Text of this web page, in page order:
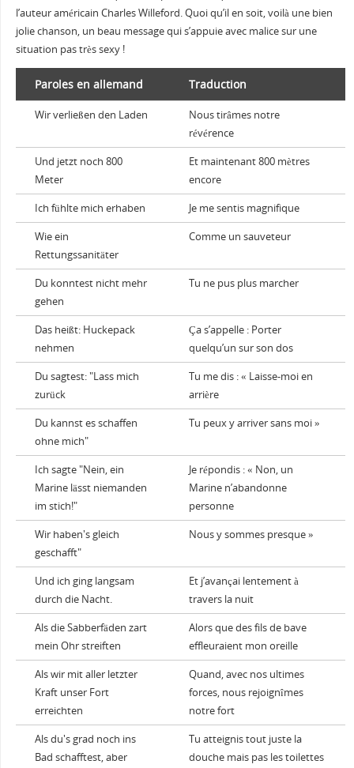
l’auteur américain Charles Willeford. Quoi qu’il en soit, voilà une bien
jolie chanson, un beau message qui s’appuie avec malice sur une
situation pas très sexy !
Paroles en allemand Traduction
Wir verließen den Laden
Nous tirâmes notre
révérence
Und jetzt noch 800
Meter
Et maintenant 800 mètres
encore
Ich fühlte mich erhaben Je me sentis magnifique
Wie ein
Rettungssanitäter
Comme un sauveteur
Du konntest nicht mehr
gehen
Tu ne pus plus marcher
Das heißt: Huckepack
nehmen
Ça s’appelle : Porter
quelqu’un sur son dos
Du sagtest: "Lass mich
zurück
Tu me dis : « Laisse-moi en
arrière
Du kannst es schaffen
ohne mich"
Tu peux y arriver sans moi »
Ich sagte "Nein, ein
Marine lässt niemanden
im stich!"
Je répondis : « Non, un
Marine n’abandonne
personne
Wir haben's gleich
geschafft"
Nous y sommes presque »
Und ich ging langsam
durch die Nacht.
Et j’avançai lentement à
travers la nuit
Als die Sabberfäden zart
mein Ohr streiften
Alors que des fils de bave
effleuraient mon oreille
Als wir mit aller letzter
Kraft unser Fort
erreichten
Quand, avec nos ultimes
forces, nous rejoignîmes
notre fort
Als du's grad noch ins
Bad schafftest, aber
Tu atteignis tout juste la
douche mais pas les toilettes